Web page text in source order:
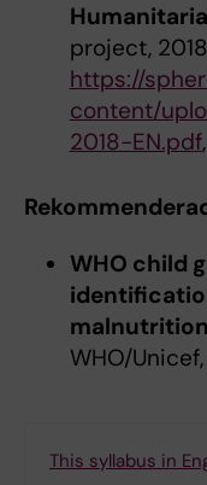
project, 2018
https://
content/
2018-EN.pdf
WHO child
WHO/
This syllabus in